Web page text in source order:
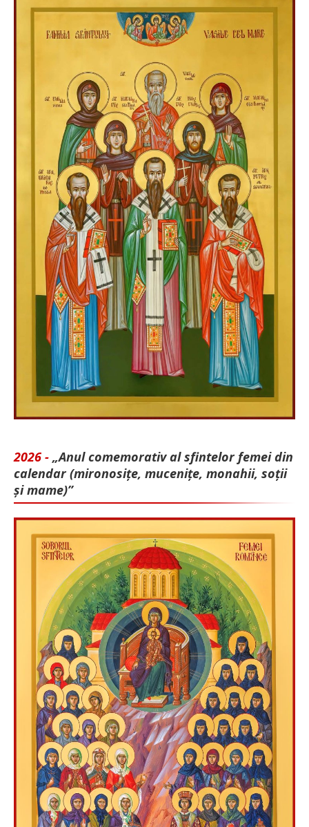
2026 - „Anul comemorativ al sfintelor femei din
calendar (mironosițe, mu­cenițe, monahii, soții
și mame)”